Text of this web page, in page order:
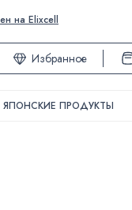
на Elixcell
Избранное
ЯПОНСКИЕ ПРОДУКТЫ